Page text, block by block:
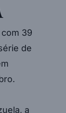
39
de
a